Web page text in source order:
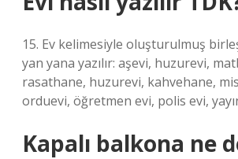
15. Ev kelimesiyle oluşturulmuş
yan yana yazılır: aşevi, huzurevi,
rasathane, huzurevi, kahvehane,
orduevi, öğretmen evi, polis evi,
Kapalı balkona ne